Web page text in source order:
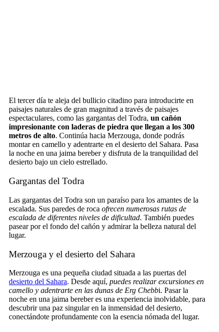
El tercer día te aleja del bullicio citadino para introducirte en
paisajes naturales de gran magnitud a través de paisajes
espectaculares, como las gargantas del Todra, un cañón
impresionante con laderas de piedra que llegan a los 300
metros de alto. Continúa hacia Merzouga, donde podrás
montar en camello y adentrarte en el desierto del Sahara. Pasa
la noche en una jaima bereber y disfruta de la tranquilidad del
desierto bajo un cielo estrellado.
Gargantas del Todra
Las gargantas del Todra son un paraíso para los amantes de la
escalada. Sus paredes de roca ofrecen numerosas rutas de
escalada de diferentes niveles de dificultad. También puedes
pasear por el fondo del cañón y admirar la belleza natural del
lugar.
Merzouga y el desierto del Sahara
Merzouga es una pequeña ciudad situada a las puertas del
desierto del Sahara. Desde aquí, puedes realizar excursiones en
camello y adentrarte en las dunas de Erg Chebbi. Pasar la
noche en una jaima bereber es una experiencia inolvidable, para
descubrir una paz singular en la inmensidad del desierto,
conectándote profundamente con la esencia nómada del lugar.